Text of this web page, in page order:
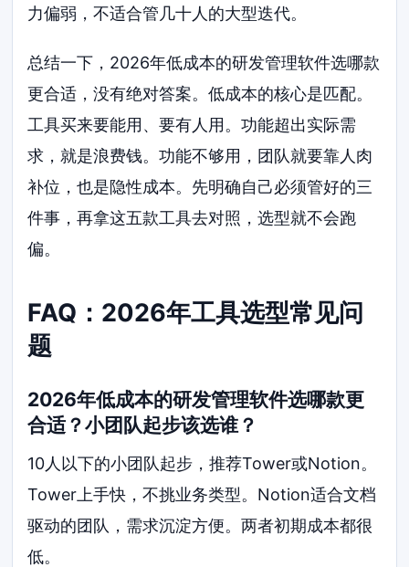
力偏弱，不适合管几十人的大型迭代。
总结一下，2026年低成本的研发管理软件选哪款
更合适，没有绝对答案。低成本的核心是匹配。
工具买来要能用、要有人用。功能超出实际需
求，就是浪费钱。功能不够用，团队就要靠人肉
补位，也是隐性成本。先明确自己必须管好的三
件事，再拿这五款工具去对照，选型就不会跑
偏。
FAQ：2026年工具选型常见问
题
2026年低成本的研发管理软件选哪款更
合适？小团队起步该选谁？
10人以下的小团队起步，推荐Tower或Notion。
Tower上手快，不挑业务类型。Notion适合文档
驱动的团队，需求沉淀方便。两者初期成本都很
低。